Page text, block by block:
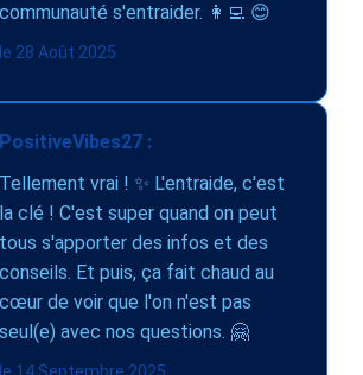
communauté s'entraider. 👩‍💻 😊
le 28 Août 2025
PositiveVibes27 :
Tellement vrai ! ✨ L'entraide, c'est
la clé ! C'est super quand on peut
tous s'apporter des infos et des
conseils. Et puis, ça fait chaud au
cœur de voir que l'on n'est pas
seul(e) avec nos questions. 🤗